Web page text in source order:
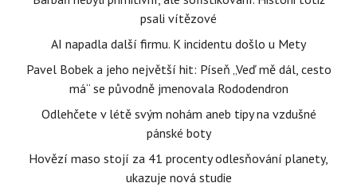
psali vítězové
AI napadla další firmu. K incidentu došlo u Mety
Pavel Bobek a jeho největší hit: Píseň „Veď mě dál, cesto
má“ se původně jmenovala Rododendron
Odlehčete v létě svým nohám aneb tipy na vzdušné
pánské boty
Hovězí maso stojí za 41 procenty odlesňování planety,
ukazuje nová studie